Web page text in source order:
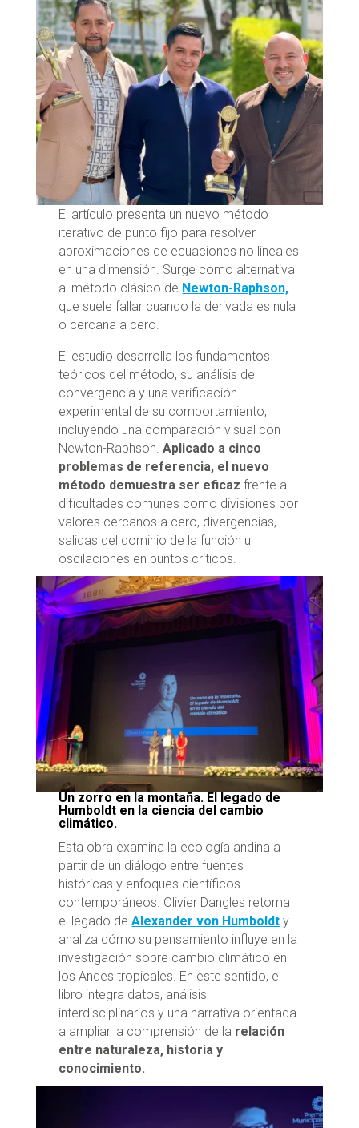
El artículo presenta un nuevo método
iterativo de punto fijo para resolver
aproximaciones de ecuaciones no lineales
en una dimensión. Surge como alternativa
al método clásico de Newton-Raphson,
que suele fallar cuando la derivada es nula
o cercana a cero.
El estudio desarrolla los fundamentos
teóricos del método, su análisis de
convergencia y una verificación
experimental de su comportamiento,
incluyendo una comparación visual con
Newton-Raphson.Aplicado a cinco
problemas de referencia, el nuevo
método demuestra ser eficaz frente a
dificultades comunes como divisiones por
valores cercanos a cero, divergencias,
salidas del dominio de la función u
oscilaciones en puntos críticos.
Un zorro en la montaña. El legado de
Humboldt en la ciencia del cambio
climático.
Esta obra examina la ecología andina a
partir de un diálogo entre fuentes
históricas y enfoques científicos
contemporáneos. Olivier Dangles retoma
el legado deAlexander von Humboldt y
analiza cómo su pensamiento influye en la
investigación sobre cambio climático en
los Andes tropicales. En este sentido, el
libro integra datos, análisis
interdisciplinarios y una narrativa orientada
a ampliar la comprensión de la relación
entre naturaleza, historia y
conocimiento.